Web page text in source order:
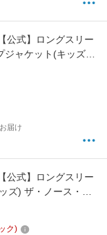
公式】ロングスリー
ジャケット(キッズ/
イス 水着・スイム
イト ブルー【送料
届け
公式】ロングスリー
ズ) ザ・ノース・フ
ラッシュガード ブ
ク)